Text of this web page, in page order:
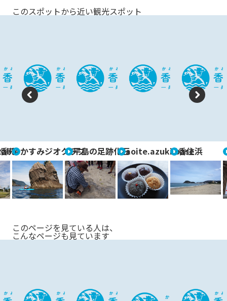
このスポットから近い観光スポット
P
vi
o
u
s
N
xt
苑 かすみジオクラブ平島の足跡化石aoite.azuki.base
香住浜
このページを見ている人は、
こんなページも見ています